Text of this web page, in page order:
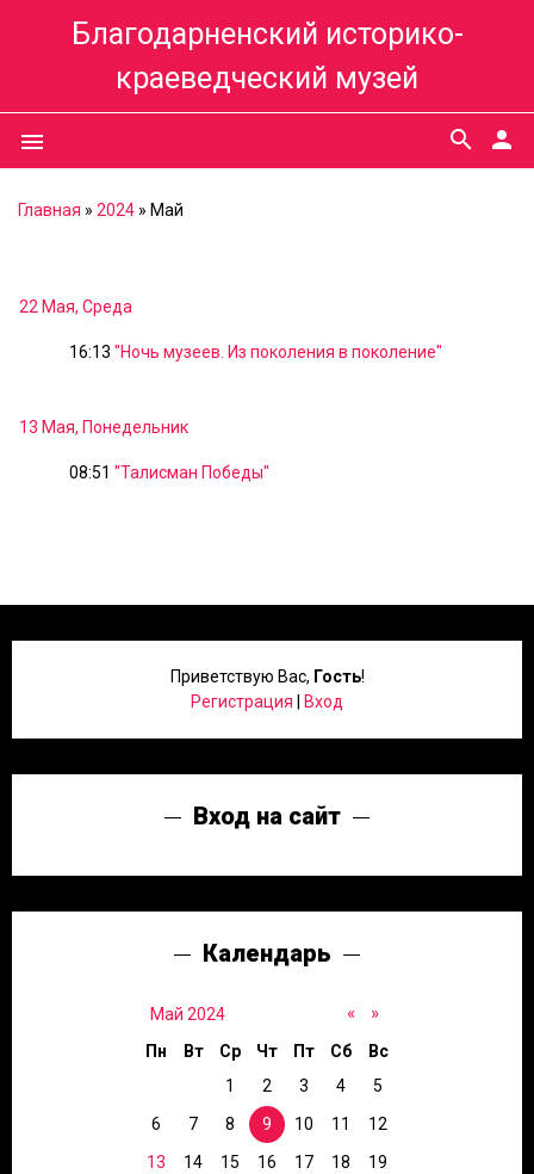
Благодарненский историко-
краеведческий музей
menu person
search
Главная » 2024 » Май
22 Мая, Среда
16:13 "Ночь музеев. Из поколения в поколение"
13 Мая, Понедельник
08:51 "Талисман Победы"
Приветствую Вас, Гость!
Регистрация
Вход
Вход на сайт
Календарь
«
Май 2024 »
Пн Вт Ср Чт Пт Сб
Вс
1
2 3 4
5
6
7 8 9 10 11
12
13
14 15 16 17 18
19